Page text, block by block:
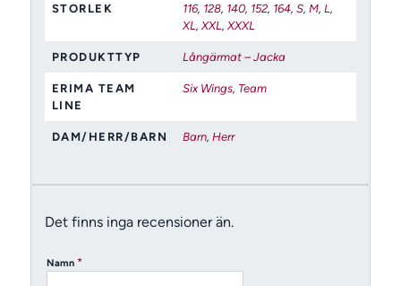
STORLEK 116, 128, 140, 152, 164, S, M, L ,
XL , XXL , XXXL
PRODUKTTYP Långärmat – Jacka
ERIMA TEAM
LINE
Six Wings, Team
DAM/HERR/BARN Barn, Herr
Det finns inga recensioner än.
Namn *